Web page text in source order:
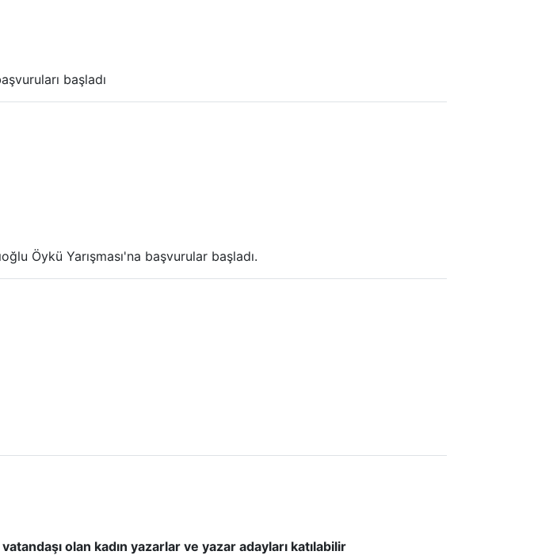
başladı
Öykü Yarışması'na başvurular başladı.
olan kadın yazarlar ve yazar adayları katılabilir